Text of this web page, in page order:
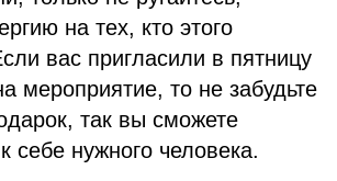
на тех, кто этого
вас пригласили в пятницу
мероприятие, то не забудьте
так вы сможете
себе нужного человека.